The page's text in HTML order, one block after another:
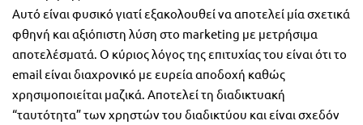
Αυτό είναι φυσικό γιατί εξακολουθεί να αποτελεί μία σχετικά
φθηνή και αξιόπιστη λύση στο marketing με μετρήσιμα
αποτελέσματά. Ο κύριος λόγος της επιτυχίας του είναι ότι το
email είναι διαχρονικό με ευρεία αποδοχή καθώς
χρησιμοποιείται μαζικά. Αποτελεί τη διαδικτυακή
“ταυτότητα” των χρηστών του διαδικτύου και είναι σχεδόν